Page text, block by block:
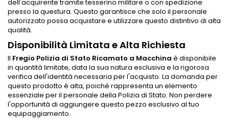
dell'acquirente tramite tesserino militare o con spedizione
presso la questura. Questo garantisce che solo il personale
autorizzato possa acquistare e utilizzare questo distintivo di alta
qualità.
Disponibilità Limitata e Alta Richiesta
Il Fregio Polizia di Stato Ricamato a Macchina è disponibile
in quantità limitate, data la sua natura esclusiva e la rigorosa
verifica dell'identità necessaria per l'acquisto. La domanda per
questo prodotto è alta, poiché rappresenta un elemento
essenziale per il personale della Polizia di Stato. Non perdere
l'opportunità di aggiungere questo pezzo esclusivo al tuo
equipaggiamento.